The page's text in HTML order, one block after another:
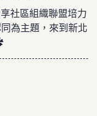
社區組織聯盟培力
為主題，來到新北